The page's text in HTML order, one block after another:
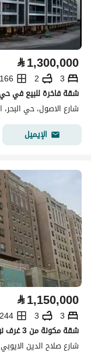
⃁1,300,000
3
2
166 م2
شقة فاخرة للبيع في حي
شارع الاصول، حي البحر،
الإيميل
⃁1,150,000
3
3
244 م2
شقة مكونة من 3 غرف نوم للبيع في الروابي، الخبر
شارع صلاح الدين